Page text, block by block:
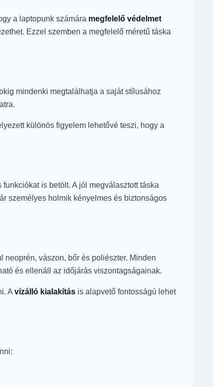
a laptopunk számára megfelelő védelmet
Ezzel szemben a megfelelő méretű táska
mindenki megtalálhatja a saját stílusához
különös figyelem lehetővé teszi, hogy a
is betölt. A jól megválasztott táska
személyes holmik kényelmes és biztonságos
vászon, bőr és poliészter. Minden
és ellenáll az időjárás viszontagságainak.
A vízálló kialakítás is alapvető fontosságú lehet